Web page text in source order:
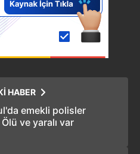
HABER
emekli polisler
Ölü ve yaralı var